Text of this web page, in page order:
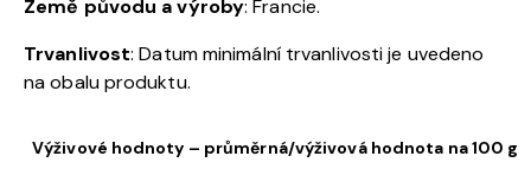
Země původu a výroby: Francie.
Trvanlivost: Datum minimální trvanlivosti je uvedeno
na obalu produktu.
Výživové hodnoty – průměrná/výživová hodnota na 100 g